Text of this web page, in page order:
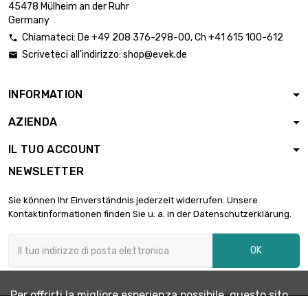
45478 Mülheim an der Ruhr
Germany
 Chiamateci: De +49 208 376-298-00, Ch +41 615 100-612
 Scriveteci all'indirizzo: shop@evek.de
INFORMATION
AZIENDA
IL TUO ACCOUNT
NEWSLETTER
Sie können Ihr Einverständnis jederzeit widerrufen. Unsere
Kontaktinformationen finden Sie u. a. in der Datenschutzerklärung.
OK